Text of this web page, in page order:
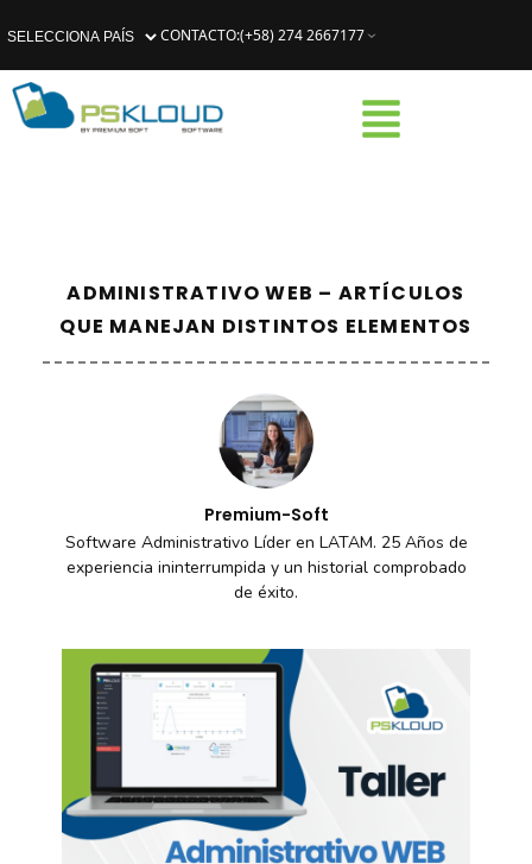
CONTACTO:(+58) 274 2667177
ADMINISTRATIVO WEB – ARTÍCULOS
QUE MANEJAN DISTINTOS ELEMENTOS
Premium-Soft
Software Administrativo Líder en LATAM. 25 Años de
experiencia ininterrumpida y un historial comprobado
de éxito.